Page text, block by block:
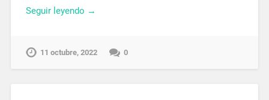
Seguir leyendo →
11 octubre, 2022 0